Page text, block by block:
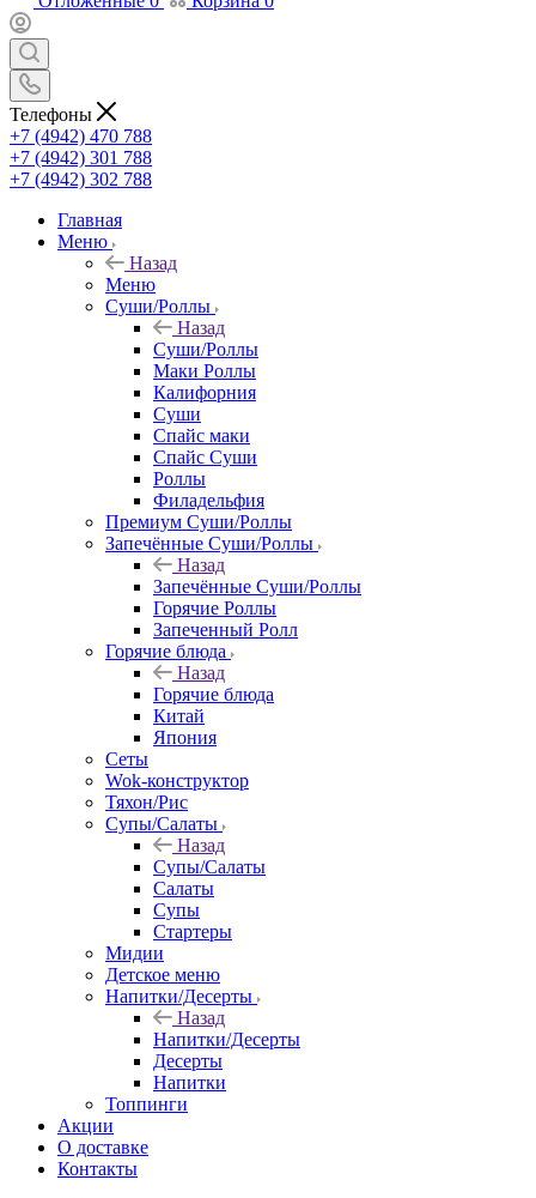
Телефоны
+7 (4942) 470 788
+7 (4942) 301 788
+7 (4942) 302 788
Главная
Меню
Назад
Меню
Суши/Роллы
Назад
Суши/Роллы
Маки Роллы
Калифорния
Суши
Спайс маки
Спайс Суши
Роллы
Филадельфия
Премиум Суши/Роллы
Запечённые Cуши/Роллы
Назад
Запечённые Cуши/Роллы
Горячие Роллы
Запеченный Ролл
Горячие блюда
Назад
Горячие блюда
Китай
Япония
Сеты
Wok-конструктор
Тяхон/Рис
Супы/Салаты
Назад
Супы/Салаты
Салаты
Супы
Стартеры
Мидии
Детское меню
Напитки/Десерты
Назад
Напитки/Десерты
Десерты
Напитки
Топпинги
Акции
О доставке
Контакты